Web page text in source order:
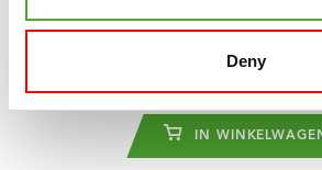
Deny
HALTERSCHIJF, 2,5 KG,
IN